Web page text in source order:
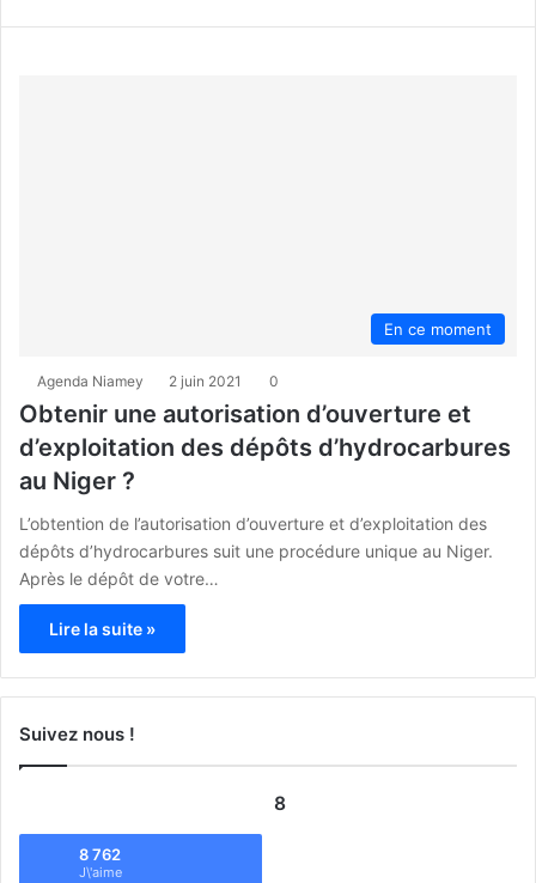
En ce moment
Agenda Niamey 2 juin 2021 0
Obtenir une autorisation d’ouverture et
d’exploitation des dépôts d’hydrocarbures
au Niger ?
L’obtention de l’autorisation d’ouverture et d’exploitation des
dépôts d’hydrocarbures suit une procédure unique au Niger.
Après le dépôt de votre…
Lire la suite »
Suivez nous !
8
8 762
J\'aime